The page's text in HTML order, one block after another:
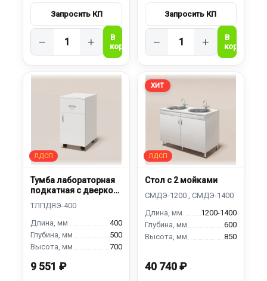
− + − +
Тумба лабораторная
подкатная с дверкой
400
500
700
9 551 ₽
ХИТ
Стол с 2 мойками
1200-1400
600
850
40 740 ₽